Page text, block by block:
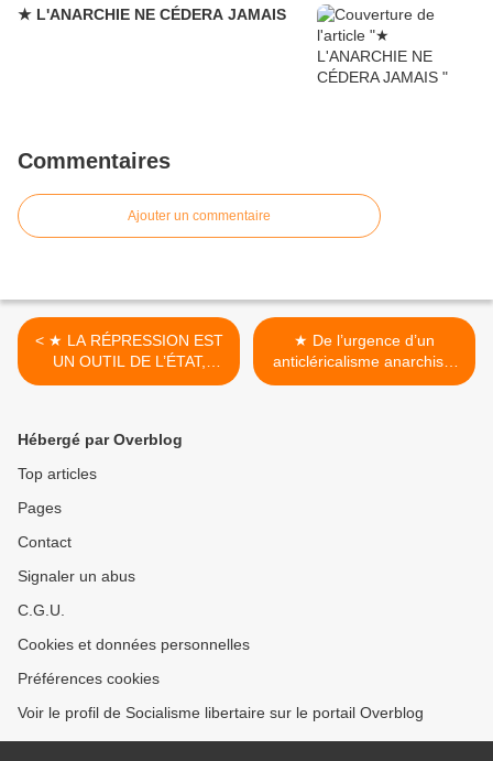
★ L'ANARCHIE NE CÉDERA JAMAIS
Commentaires
Ajouter un commentaire
< ★ LA RÉPRESSION EST
UN OUTIL DE L’ÉTAT,
DÉMOCRATIQUE OU PAS !
★ De l’urgence d’un
anticléricalisme anarchiste
au XXI° siècle >
Hébergé par Overblog
Top articles
Pages
Contact
Signaler un abus
C.G.U.
Cookies et données personnelles
Préférences cookies
Voir le profil de Socialisme libertaire sur le portail Overblog